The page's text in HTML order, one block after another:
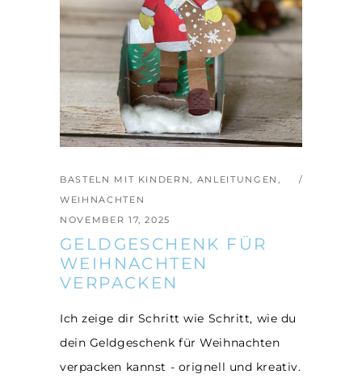
BASTELN MIT KINDERN, ANLEITUNGEN ,
WEIHNACHTEN
NOVEMBER 17, 2025
GELDGESCHENK FÜR
WEIHNACHTEN
VERPACKEN
Ich zeige dir Schritt wie Schritt, wie du
dein Geldgeschenk für Weihnachten
verpacken kannst - orignell und kreativ.